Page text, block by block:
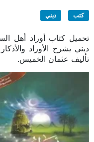
كتب ديني
ديني يشرح الأوراد
تأليف عثمان الخميس.